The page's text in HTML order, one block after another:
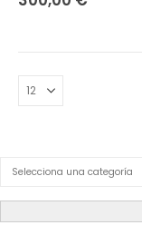
Product Category Dropdown